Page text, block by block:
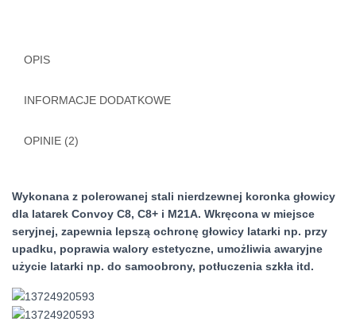
OPIS
INFORMACJE DODATKOWE
OPINIE (2)
Wykonana z polerowanej stali nierdzewnej koronka głowicy
dla latarek Convoy C8, C8+ i M21A. Wkręcona w miejsce
seryjnej, zapewnia lepszą ochronę głowicy latarki np. przy
upadku, poprawia walory estetyczne, umożliwia awaryjne
użycie latarki np. do samoobrony, potłuczenia szkła itd.